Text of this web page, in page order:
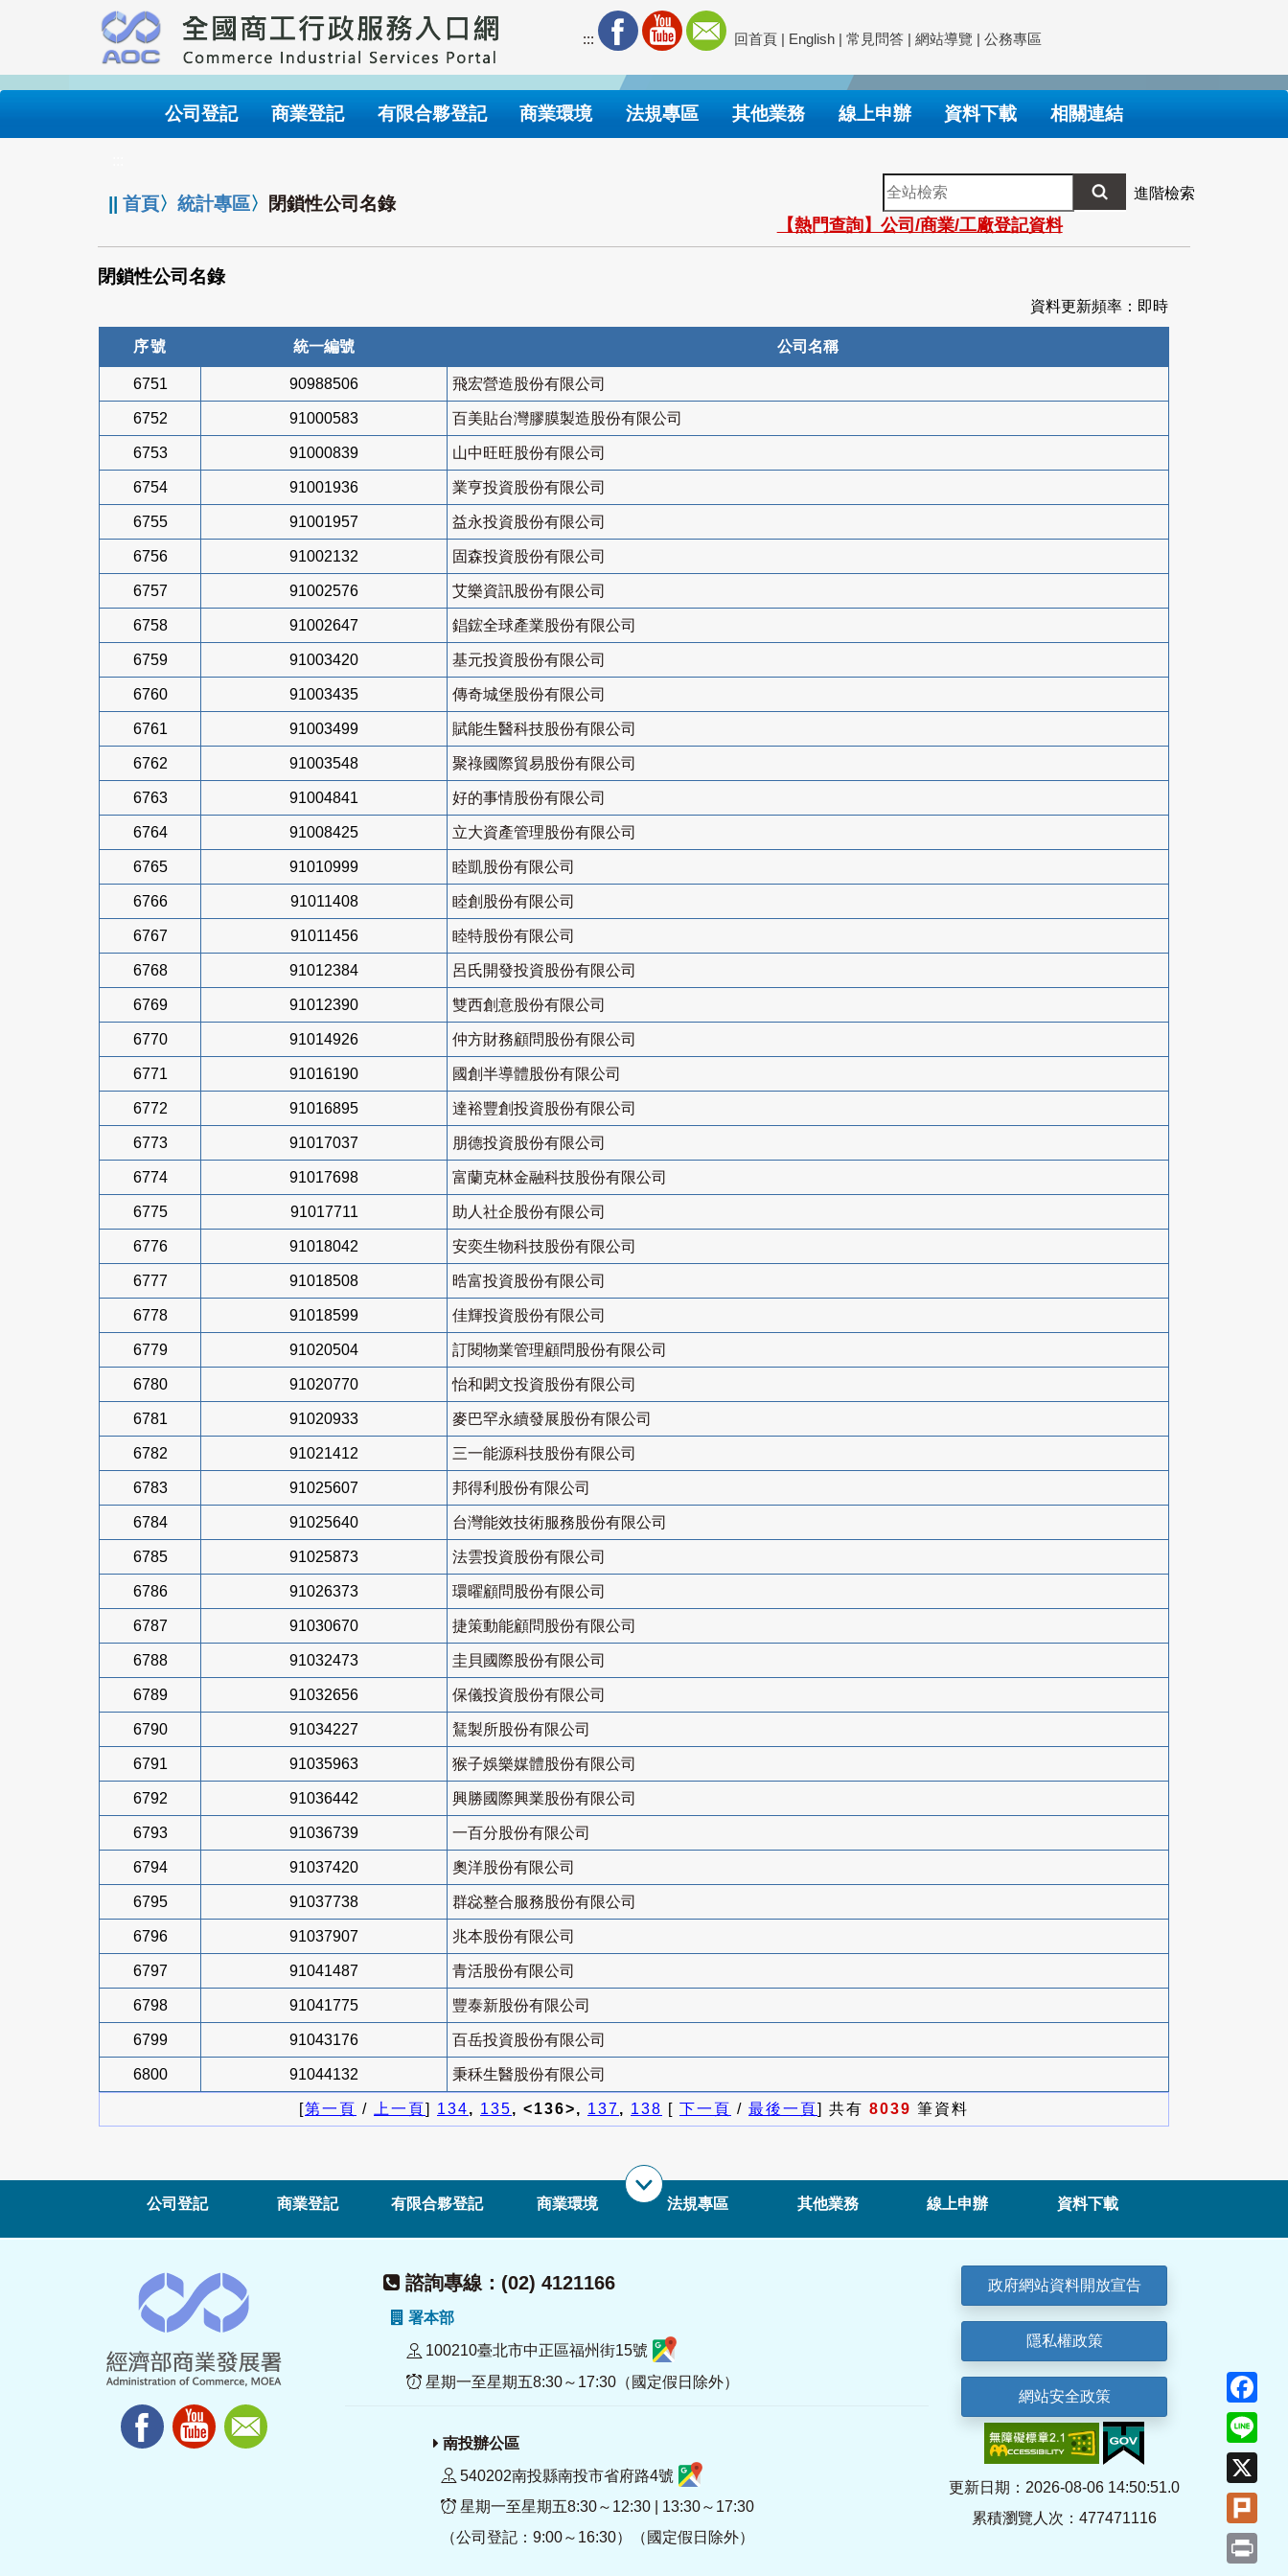
要
內
::: 回首頁 | English | 常見問答 | 網站導覽 | 公務專區
公司登記 商業登記 有限合夥登記 商業環境 法規專區 其他業務 線上申辦 資料下載 相關連結
||首頁〉統計專區〉 閉鎖性公司名錄
全
站
檢
索
進階檢索
【熱門查詢】公司/商業/工廠登記資料
閉鎖性公司名錄
資料更新頻率：即時
序號 統一編號 公司名稱
6751 90988506 飛宏營造股份有限公司
6752 91000583 百美貼台灣膠膜製造股份有限公司
6753 91000839 山中旺旺股份有限公司
6754 91001936 業亨投資股份有限公司
6755 91001957 益永投資股份有限公司
6756 91002132 固森投資股份有限公司
6757 91002576 艾樂資訊股份有限公司
6758 91002647 錩鋐全球產業股份有限公司
6759 91003420 基元投資股份有限公司
6760 91003435 傳奇城堡股份有限公司
6761 91003499 賦能生醫科技股份有限公司
6762 91003548 聚祿國際貿易股份有限公司
6763 91004841 好的事情股份有限公司
6764 91008425 立大資產管理股份有限公司
6765 91010999 睦凱股份有限公司
6766 91011408 睦創股份有限公司
6767 91011456 睦特股份有限公司
6768 91012384 呂氏開發投資股份有限公司
6769 91012390 雙西創意股份有限公司
6770 91014926 仲方財務顧問股份有限公司
6771 91016190 國創半導體股份有限公司
6772 91016895 達裕豐創投資股份有限公司
6773 91017037 朋德投資股份有限公司
6774 91017698 富蘭克林金融科技股份有限公司
6775 91017711 助人社企股份有限公司
6776 91018042 安奕生物科技股份有限公司
6777 91018508 晧富投資股份有限公司
6778 91018599 佳輝投資股份有限公司
6779 91020504 訂閱物業管理顧問股份有限公司
6780 91020770 怡和閎文投資股份有限公司
6781 91020933 麥巴罕永續發展股份有限公司
6782 91021412 三一能源科技股份有限公司
6783 91025607 邦得利股份有限公司
6784 91025640 台灣能效技術服務股份有限公司
6785 91025873 法雲投資股份有限公司
6786 91026373 環曜顧問股份有限公司
6787 91030670 捷策動能顧問股份有限公司
6788 91032473 圭貝國際股份有限公司
6789 91032656 保儀投資股份有限公司
6790 91034227 鵟製所股份有限公司
6791 91035963 猴子娛樂媒體股份有限公司
6792 91036442 興勝國際興業股份有限公司
6793 91036739 一百分股份有限公司
6794 91037420 奧洋股份有限公司
6795 91037738 群惢整合服務股份有限公司
6796 91037907 兆本股份有限公司
6797 91041487 青活股份有限公司
6798 91041775 豐泰新股份有限公司
6799 91043176 百岳投資股份有限公司
6800 91044132 秉秝生醫股份有限公司
[第一頁 / 上一頁] 134, 135, <136>, 137, 138 [ 下一頁 / 最後一頁] 共有 8039 筆資料
公司登記 商業登記 有限合夥登記 商業環境 法規專區 其他業務 線上申辦 資料下載
諮詢專線：(02) 4121166
署本部
100210臺北市中正區福州街15號
星期一至星期五8:30～17:30（國定假日除外）
南投辦公區
540202南投縣南投市省府路4號
星期一至星期五8:30～12:30 | 13:30～17:30
（公司登記：9:00～16:30）（國定假日除外）
政府網站資料開放宣告
隱私權政策
網站安全政策
更新日期：2026-08-06 14:50:51.0
累積瀏覽人次：477471116